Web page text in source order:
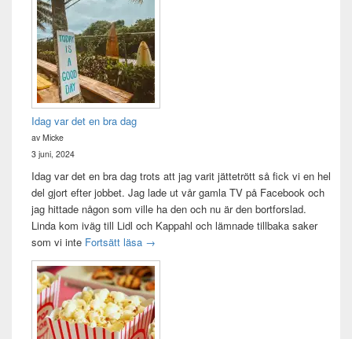
Idag var det en bra dag
av Micke
3 juni, 2024
Idag var det en bra dag trots att jag varit jättetrött så fick vi en hel
del gjort efter jobbet. Jag lade ut vår gamla TV på Facebook och
jag hittade någon som ville ha den och nu är den bortforslad.
Linda kom iväg till Lidl och Kappahl och lämnade tillbaka saker
som vi inte Fortsätt läsa Idag var det en bra dag
→